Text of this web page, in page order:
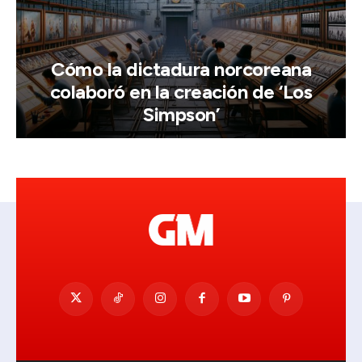
Cómo la dictadura norcoreana
colaboró en la creación de ‘Los
Simpson’